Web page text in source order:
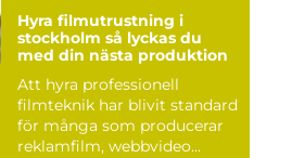
Hyra filmutrustning i
stockholm så lyckas du
med din nästa produktion
Att hyra professionell
filmteknik har blivit standard
för många som producerar
reklamfilm, webbvideo...